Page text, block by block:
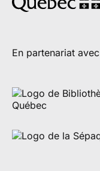
En partenariat avec